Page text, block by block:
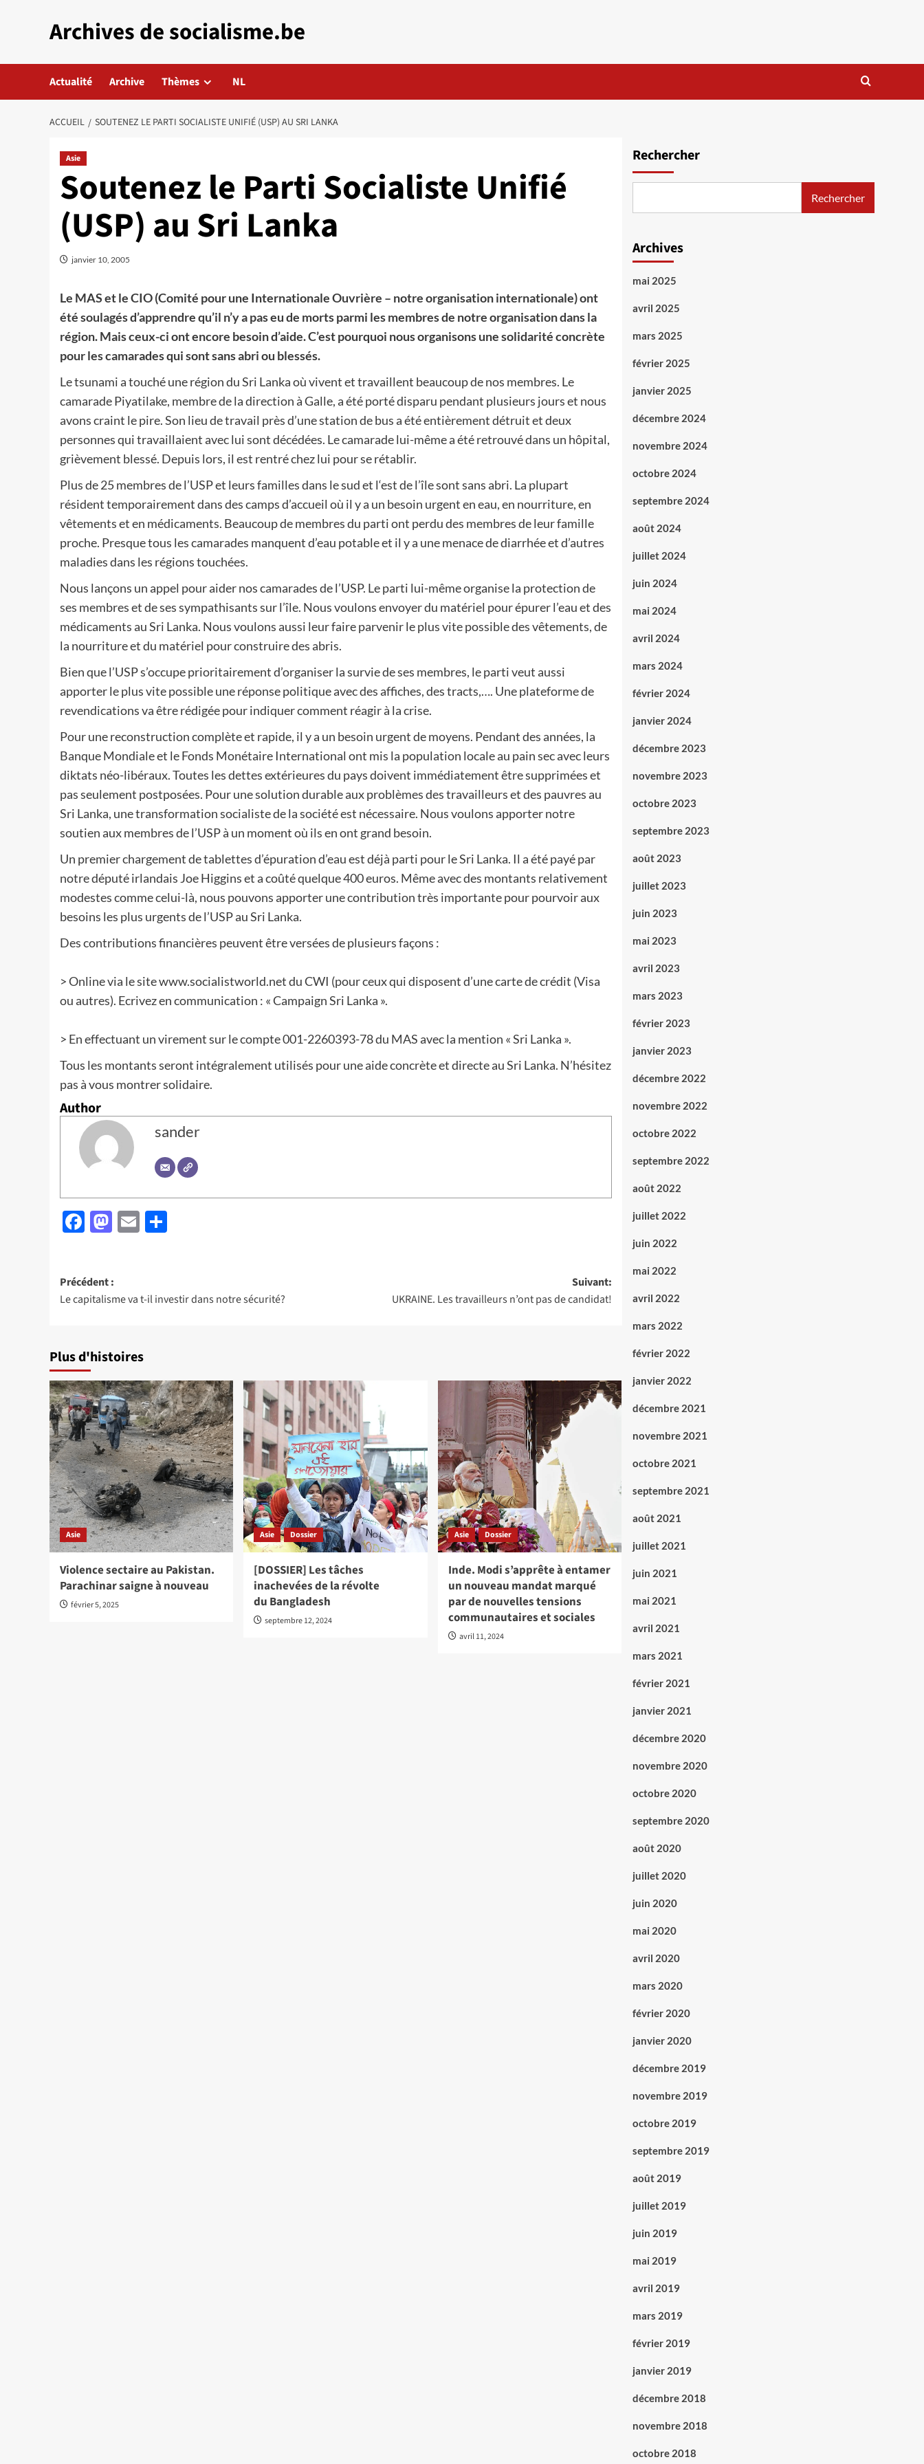
Archives de socialisme.be
Actualité Archive Thèmes NL
ACCUEIL SOUTENEZ LE PARTI SOCIALISTE UNIFIÉ (USP) AU SRI LANKA
Asie
Soutenez le Parti Socialiste Unifié
(USP) au Sri Lanka
janvier 10, 2005
Le MAS et le CIO (Comité pour une Internationale Ouvrière – notre organisation internationale) ont
été soulagés d’apprendre qu’il n’y a pas eu de morts parmi les membres de notre organisation dans la
région. Mais ceux-ci ont encore besoin d’aide. C’est pourquoi nous organisons une solidarité concrète
pour les camarades qui sont sans abri ou blessés.
Le tsunami a touché une région du Sri Lanka où vivent et travaillent beaucoup de nos membres. Le
camarade Piyatilake, membre de la direction à Galle, a été porté disparu pendant plusieurs jours et nous
avons craint le pire. Son lieu de travail près d’une station de bus a été entièrement détruit et deux
personnes qui travaillaient avec lui sont décédées. Le camarade lui-même a été retrouvé dans un hôpital,
grièvement blessé. Depuis lors, il est rentré chez lui pour se rétablir.
Plus de 25 membres de l’USP et leurs familles dans le sud et l‘est de l’île sont sans abri. La plupart
résident temporairement dans des camps d’accueil où il y a un besoin urgent en eau, en nourriture, en
vêtements et en médicaments. Beaucoup de membres du parti ont perdu des membres de leur famille
proche. Presque tous les camarades manquent d’eau potable et il y a une menace de diarrhée et d’autres
maladies dans les régions touchées.
Nous lançons un appel pour aider nos camarades de l’USP. Le parti lui-même organise la protection de
ses membres et de ses sympathisants sur l’île. Nous voulons envoyer du matériel pour épurer l’eau et des
médicaments au Sri Lanka. Nous voulons aussi leur faire parvenir le plus vite possible des vêtements, de
la nourriture et du matériel pour construire des abris.
Bien que l’USP s’occupe prioritairement d’organiser la survie de ses membres, le parti veut aussi
apporter le plus vite possible une réponse politique avec des affiches, des tracts,…. Une plateforme de
revendications va être rédigée pour indiquer comment réagir à la crise.
Pour une reconstruction complète et rapide, il y a un besoin urgent de moyens. Pendant des années, la
Banque Mondiale et le Fonds Monétaire International ont mis la population locale au pain sec avec leurs
diktats néo-libéraux. Toutes les dettes extérieures du pays doivent immédiatement être supprimées et
pas seulement postposées. Pour une solution durable aux problèmes des travailleurs et des pauvres au
Sri Lanka, une transformation socialiste de la société est nécessaire. Nous voulons apporter notre
soutien aux membres de l’USP à un moment où ils en ont grand besoin.
Un premier chargement de tablettes d’épuration d’eau est déjà parti pour le Sri Lanka. Il a été payé par
notre député irlandais Joe Higgins et a coûté quelque 400 euros. Même avec des montants relativement
modestes comme celui-là, nous pouvons apporter une contribution très importante pour pourvoir aux
besoins les plus urgents de l’USP au Sri Lanka.
Des contributions financières peuvent être versées de plusieurs façons :
> Online via le site www.socialistworld.net du CWI (pour ceux qui disposent d’une carte de crédit (Visa
ou autres). Ecrivez en communication : « Campaign Sri Lanka ».
> En effectuant un virement sur le compte 001-2260393-78 du MAS avec la mention « Sri Lanka ».
Tous les montants seront intégralement utilisés pour une aide concrète et directe au Sri Lanka. N’hésitez
pas à vous montrer solidaire.
Author
sander
Facebook
Mastodon
Email
Navigation
d’article
Précédent :
Le capitalisme va t-il investir dans notre sécurité?
Suivant:
UKRAINE. Les travailleurs n’ont pas de candidat!
Plus d'histoires
Asie
Violence sectaire au Pakistan.
Parachinar saigne à nouveau
février 5, 2025
Asie Dossier
[DOSSIER] Les tâches
inachevées de la révolte
du Bangladesh
septembre 12, 2024
Asie Dossier
Inde. Modi s’apprête à entamer
un nouveau mandat marqué
par de nouvelles tensions
communautaires et sociales
avril 11, 2024
Rechercher
Rechercher
Archives
mai 2025
avril 2025
mars 2025
février 2025
janvier 2025
décembre 2024
novembre 2024
octobre 2024
septembre 2024
août 2024
juillet 2024
juin 2024
mai 2024
avril 2024
mars 2024
février 2024
janvier 2024
décembre 2023
novembre 2023
octobre 2023
septembre 2023
août 2023
juillet 2023
juin 2023
mai 2023
avril 2023
mars 2023
février 2023
janvier 2023
décembre 2022
novembre 2022
octobre 2022
septembre 2022
août 2022
juillet 2022
juin 2022
mai 2022
avril 2022
mars 2022
février 2022
janvier 2022
décembre 2021
novembre 2021
octobre 2021
septembre 2021
août 2021
juillet 2021
juin 2021
mai 2021
avril 2021
mars 2021
février 2021
janvier 2021
décembre 2020
novembre 2020
octobre 2020
septembre 2020
août 2020
juillet 2020
juin 2020
mai 2020
avril 2020
mars 2020
février 2020
janvier 2020
décembre 2019
novembre 2019
octobre 2019
septembre 2019
août 2019
juillet 2019
juin 2019
mai 2019
avril 2019
mars 2019
février 2019
janvier 2019
décembre 2018
novembre 2018
octobre 2018